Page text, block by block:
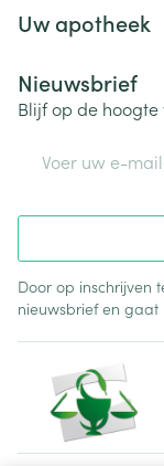
Uw apotheek
Nieuwsbrief
Blijf op de
Door op inschrijven
nieuwsbrief en